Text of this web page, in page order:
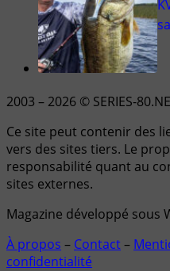
2003 – 2026 © SERIES-
Ce site peut contenir des
vers des sites tiers. Le
responsabilité quant au
sites externes.
Magazine développé sous
À propos – Contact–
confidentialité